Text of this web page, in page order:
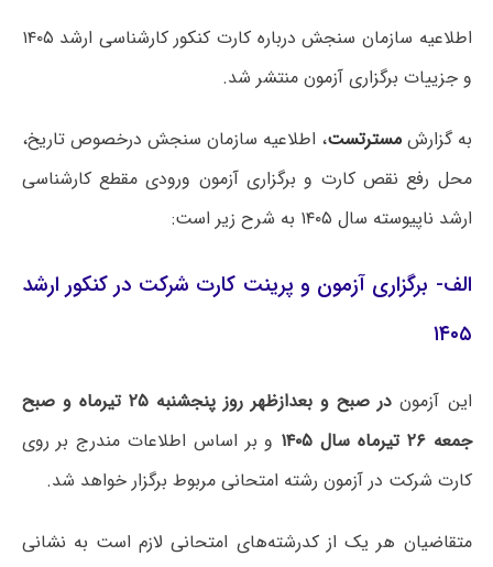
اطلاعیه‌ سازمان سنجش درباره کارت کنکور کارشناسی ارشد ۱۴۰۵
و جزییات برگزاری آزمون منتشر شد.
به گزارشمسترتست، اطلاعیه سازمان سنجش درخصوص تاریخ،
محل رفع نقص کارت و برگزاری آزمون ورودی مقطع کارشناسی‌
ارشد ناپیوسته سال ۱۴۰۵ به شرح زیر است:
الف- برگزاری آزمون و پرینت کارت شرکت در کنکور ارشد
۱۴۰۵
این آزمون
در صبح و بعدازظهر روز پنجشنبه ۲۵ تیرماه و صبح
جمعه ۲۶ تیرماه سال ۱۴۰۵
و بر اساس اطلاعات مندرج بر روی
کارت شرکت در آزمون رشته امتحانی مربوط برگزار خواهد شد.
متقاضیان هر یک از کدرشته‌های امتحانی لازم است به نشانی